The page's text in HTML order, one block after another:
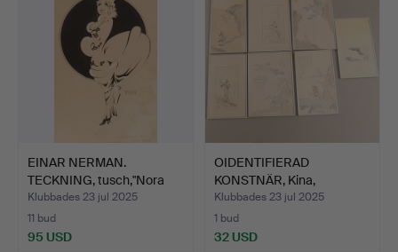
EINAR NERMAN.
TECKNING, tusch,"Nora
Howard…
Klubbades 23 jul 2025
11 bud
95 USD
OIDENTIFIERAD
KONSTNÄR, Kina,
blandteknik,…
Klubbades 23 jul 2025
1 bud
32 USD